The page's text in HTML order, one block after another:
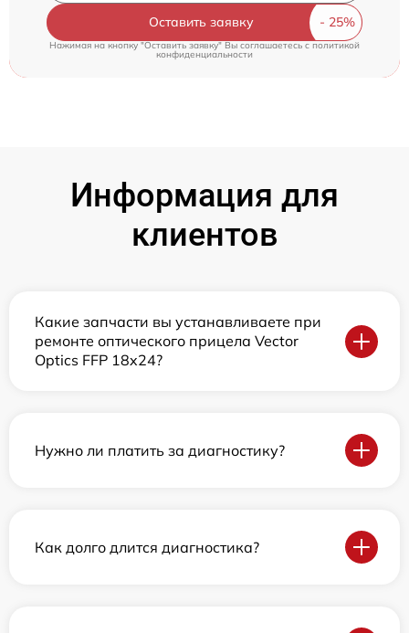
Оставить заявку
Нажимая на кнопку "Оставить заявку" Вы соглашаетесь c политикой
конфиденциальности
Информация для
клиентов
Какие запчасти вы устанавливаете при
ремонте оптического прицела Vector
Optics FFP 18x24?
Нужно ли платить за диагностику?
Как долго длится диагностика?